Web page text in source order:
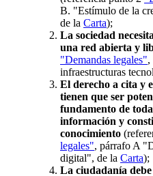
B. "Estímulo de la
de la Carta);
La sociedad
una red abierta y
"Demandas legales",
infraestructuras
El derecho a cita y
tienen que ser
fundamento de
información y
conocimiento
legales", párrafo A
digital", de la Carta);
La ciudadanía